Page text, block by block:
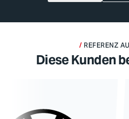
REFERENZ
Diese Kunden